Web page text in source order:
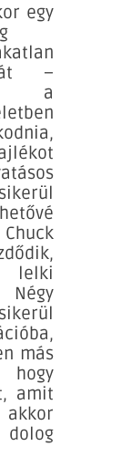
egy
–
a
lelki
Négy
más
hogy
amit